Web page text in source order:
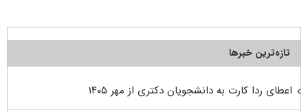
تازه‌ترین خبرها
اعطای ردا کارت به دانشجویان دکتری از مهر ۱۴۰۵